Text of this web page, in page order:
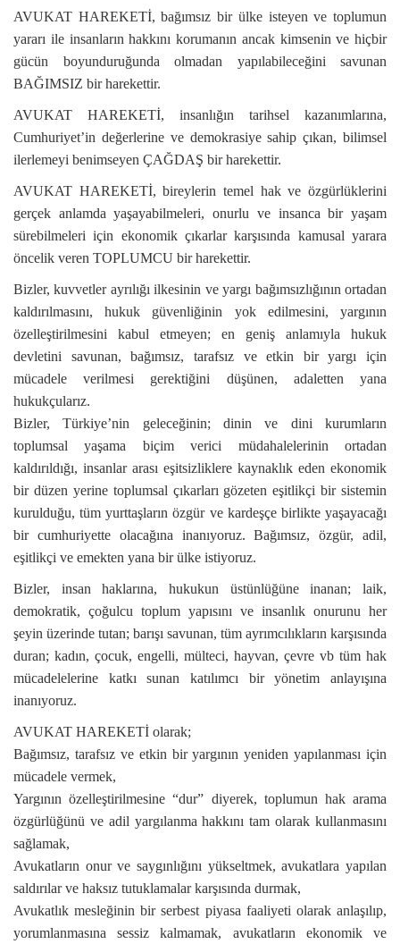
AVUKAT HAREKETİ, bağımsız bir ülke isteyen ve toplumun
yararı ile insanların hakkını korumanın ancak kimsenin ve hiçbir
gücün boyunduruğunda olmadan yapılabileceğini savunan
BAĞIMSIZ bir harekettir.
AVUKAT HAREKETİ, insanlığın tarihsel kazanımlarına,
Cumhuriyet’in değerlerine ve demokrasiye sahip çıkan, bilimsel
ilerlemeyi benimseyen ÇAĞDAŞ bir harekettir.
AVUKAT HAREKETİ, bireylerin temel hak ve özgürlüklerini
gerçek anlamda yaşayabilmeleri, onurlu ve insanca bir yaşam
sürebilmeleri için ekonomik çıkarlar karşısında kamusal yarara
öncelik veren TOPLUMCU bir harekettir.
Bizler, kuvvetler ayrılığı ilkesinin ve yargı bağımsızlığının ortadan
kaldırılmasını, hukuk güvenliğinin yok edilmesini, yargının
özelleştirilmesini kabul etmeyen; en geniş anlamıyla hukuk
devletini savunan, bağımsız, tarafsız ve etkin bir yargı için
mücadele verilmesi gerektiğini düşünen, adaletten yana
hukukçularız.
Bizler, Türkiye’nin geleceğinin; dinin ve dini kurumların
toplumsal yaşama biçim verici müdahalelerinin ortadan
kaldırıldığı, insanlar arası eşitsizliklere kaynaklık eden ekonomik
bir düzen yerine toplumsal çıkarları gözeten eşitlikçi bir sistemin
kurulduğu, tüm yurttaşların özgür ve kardeşçe birlikte yaşayacağı
bir cumhuriyette olacağına inanıyoruz. Bağımsız, özgür, adil,
eşitlikçi ve emekten yana bir ülke istiyoruz.
Bizler, insan haklarına, hukukun üstünlüğüne inanan; laik,
demokratik, çoğulcu toplum yapısını ve insanlık onurunu her
şeyin üzerinde tutan; barışı savunan, tüm ayrımcılıkların karşısında
duran; kadın, çocuk, engelli, mülteci, hayvan, çevre vb tüm hak
mücadelelerine katkı sunan katılımcı bir yönetim anlayışına
inanıyoruz.
AVUKAT HAREKETİ olarak;
Bağımsız, tarafsız ve etkin bir yargının yeniden yapılanması için
mücadele vermek,
Yargının özelleştirilmesine “dur” diyerek, toplumun hak arama
özgürlüğünü ve adil yargılanma hakkını tam olarak kullanmasını
sağlamak,
Avukatların onur ve saygınlığını yükseltmek, avukatlara yapılan
saldırılar ve haksız tutuklamalar karşısında durmak,
Avukatlık mesleğinin bir serbest piyasa faaliyeti olarak anlaşılıp,
yorumlanmasına sessiz kalmamak, avukatların ekonomik ve